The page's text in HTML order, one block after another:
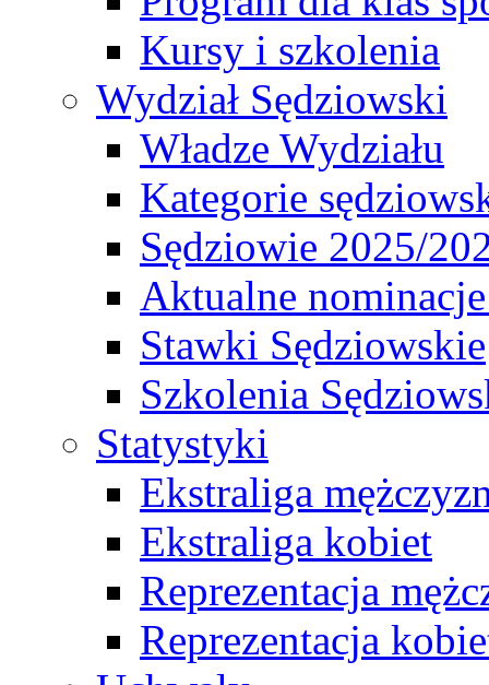
Kursy i szkolenia
Wydział Sędziowski
Władze Wydziału
Kategorie
Sędziowie 2025/
Aktualne
Stawki Sędziowskie
Szkolenia
Statystyki
Ekstraliga
Ekstraliga kobiet
Reprezentacja
Reprezentacja